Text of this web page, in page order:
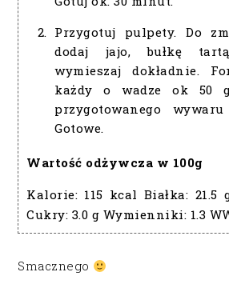
Przygotuj pulpety. Do
dodaj jajo, bułkę
wymieszaj dokładnie.
każdy o wadze ok 50
przygotowanego
Gotowe.
Wartość odżywcza w 100g
Kalorie: 115 kcal Białka: 21.5
Cukry: 3.0 g Wymienniki: 1.3
Smacznego